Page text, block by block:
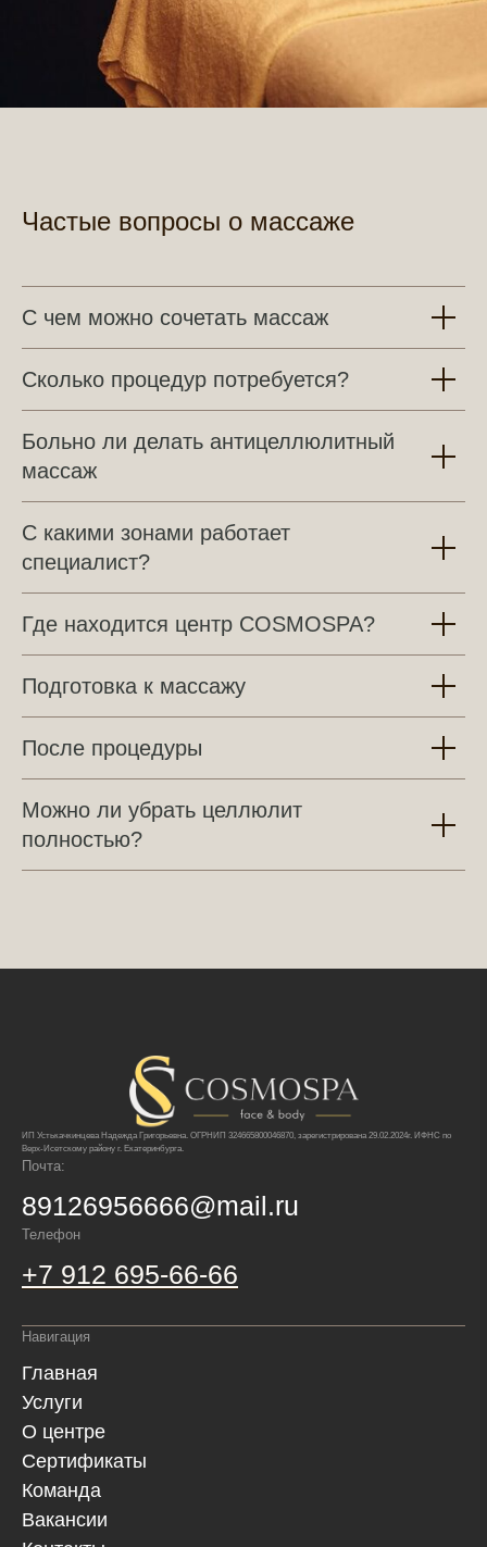
Частые вопросы о массаже
С чем можно сочетать массаж
Сколько процедур потребуется?
Больно ли делать антицеллюлитный
массаж
С какими зонами работает
специалист?
Где находится центр COSMOSPA?
Подготовка к массажу
После процедуры
Можно ли убрать целлюлит
полностью?
ИП Устькачкинцева Надежда Григорьевна. ОГРНИП 324665800046870, зарегистрирована 29.02.2024г. ИФНС по
Верх-Исетскому району г. Екатеринбурга.
Почта:
89126956666@mail.ru
Телефон
+7 912 695-66-66
Навигация
Главная
Услуги
О центре
Сертификаты
Команда
Вакансии